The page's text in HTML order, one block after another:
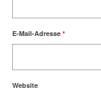
E-Mail-Adresse *
Website